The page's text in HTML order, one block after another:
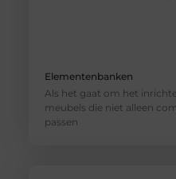
Elementenbanken
Als het gaat om het
meubels die niet alleen
passen